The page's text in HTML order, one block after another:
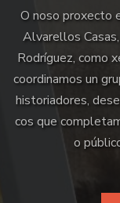
O noso proxecto
Alvarellos
Rodríguez, como
coordinamos un
historiadores,
cos que
o